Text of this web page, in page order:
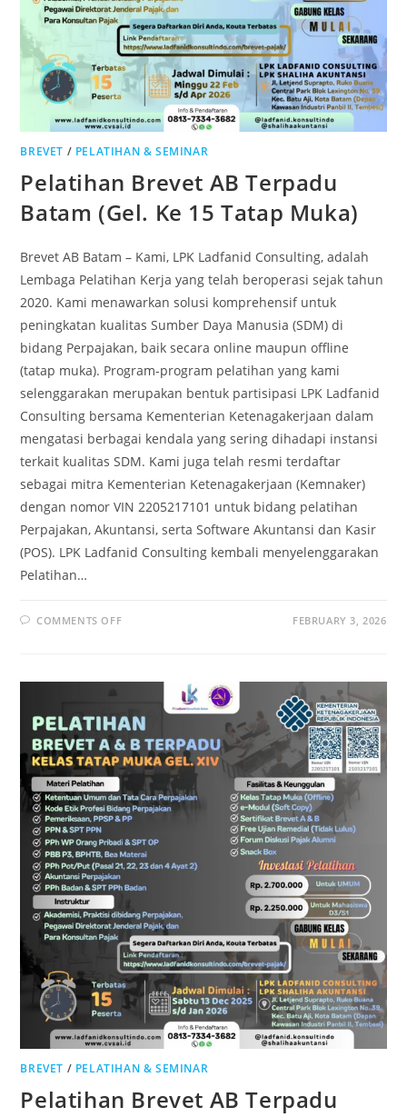
BREVET / PELATIHAN & SEMINAR
Pelatihan Brevet AB Terpadu
Batam (Gel. Ke 15 Tatap Muka)
Brevet AB Batam – Kami, LPK Ladfanid Consulting, adalah
Lembaga Pelatihan Kerja yang telah beroperasi sejak tahun
2020. Kami menawarkan solusi komprehensif untuk
peningkatan kualitas Sumber Daya Manusia (SDM) di
bidang Perpajakan, baik secara online maupun offline
(tatap muka). Program-program pelatihan yang kami
selenggarakan merupakan bentuk partisipasi LPK Ladfanid
Consulting bersama Kementerian Ketenagakerjaan dalam
mengatasi berbagai kendala yang sering dihadapi instansi
terkait kualitas SDM. Kami juga telah resmi terdaftar
sebagai mitra Kementerian Ketenagakerjaan (Kemnaker)
dengan nomor VIN 2205217101 untuk bidang pelatihan
Perpajakan, Akuntansi, serta Software Akuntansi dan Kasir
(POS). LPK Ladfanid Consulting kembali menyelenggarakan
Pelatihan…
COMMENTS OFF FEBRUARY 3, 2026
BREVET / PELATIHAN & SEMINAR
Pelatihan Brevet AB Terpadu